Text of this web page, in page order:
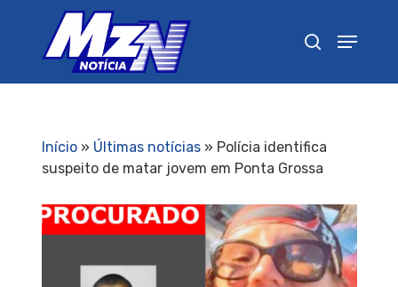
Início» Últimas notícias» Polícia identifica
suspeito de matar jovem em Ponta Grossa